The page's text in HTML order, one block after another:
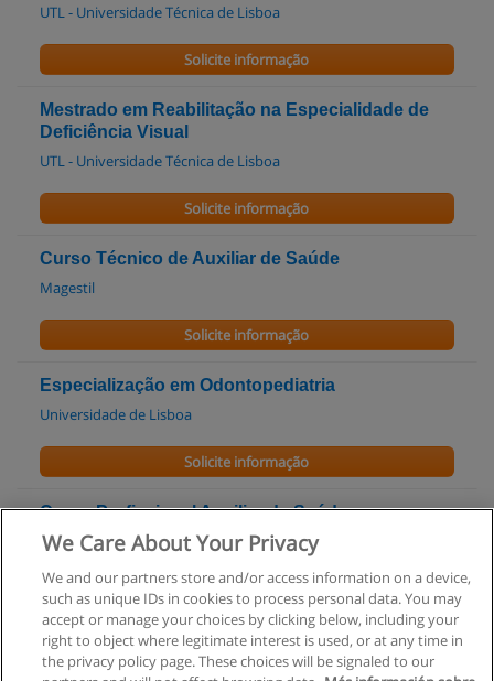
UTL - Universidade Técnica de Lisboa
Solicite informação
Mestrado em Reabilitação na Especialidade de
Deficiência Visual
UTL - Universidade Técnica de Lisboa
Solicite informação
Curso Técnico de Auxiliar de Saúde
Magestil
Solicite informação
Especialização em Odontopediatria
Universidade de Lisboa
Solicite informação
Curso Profissional Auxiliar de Saúde
Escola Profissional Tasso Figueiredo - Cruz Vermelha
Solicite informação
We Care About Your Privacy
We and our partners store and/or access information on a device,
such as unique IDs in cookies to process personal data. You may
accept or manage your choices by clicking below, including your
right to object where legitimate interest is used, or at any time in
the privacy policy page. These choices will be signaled to our